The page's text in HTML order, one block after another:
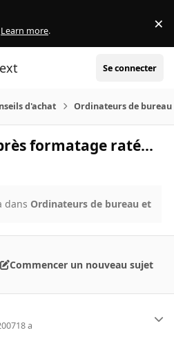
Learn more. ×
Se connecter
d'achat Ordinateurs de bureau
formatage raté...
dans Ordinateurs de bureau et
Commencer un nouveau sujet
18 a